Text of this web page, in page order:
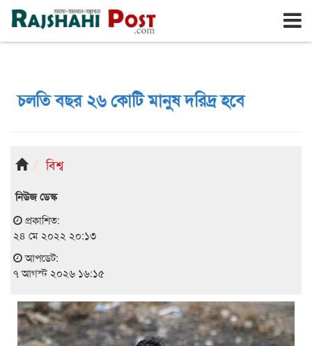
রাজশাহী শুক্রবার, ৭ই আগস্ট ২০২৬, ২৪শে শ্রাবণ ১৪৩৩
চলতি বছর ২৬ কোটি মানুষ দরিদ্র হবে
বিশ্ব
নিউজ ডেস্ক
প্রকাশিত:
২৪ মে ২০২২ ২০:১৩
আপডেট:
৭ আগস্ট ২০২৬ ১৬:১৫